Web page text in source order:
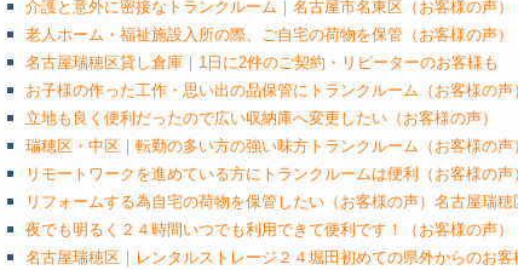
介護と意外に密接なトランクルーム｜名古屋市名東区（お客様の声）
老人ホーム・福祉施設入所の際、ご自宅の荷物を保管（お客様の声）
名古屋瑞穂区貸し倉庫｜1日に2件のご契約・リピーターのお客様も
お子様の作った工作・思い出の品保管にトランクルーム（お客様の声
立地も良く便利だったので広い収納庫へ変更したい（お客様の声）
瑞穂区・中区｜転勤の多い方の強い味方トランクルーム（お客様の声
リモートワークを進めている方にトランクルームは便利（お客様の声
リフォームする為自宅の荷物を保管したい（お客様の声）名古屋瑞穂
夜でも明るく２４時間いつでも利用できて便利です！（お客様の声）
名古屋瑞穂区｜レンタルストレージ２４堀田初めての県外からのお客